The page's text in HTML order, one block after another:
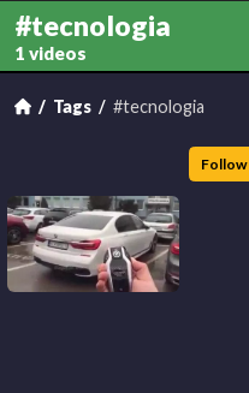
#tecnologia
1 videos
Tags #tecnologia
Follow